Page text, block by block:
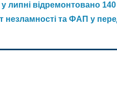
липні відремонтовано
незламності та ФАП у